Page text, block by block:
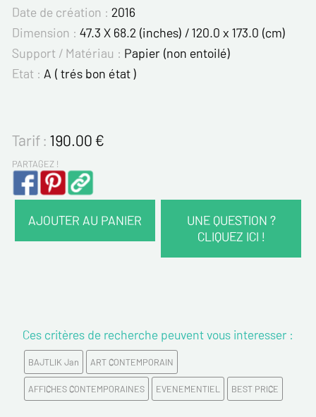
Date de création : 2016
Dimension : 47.3 X 68.2 (inches) / 120.0 x 173.0 (cm)
Support / Matériau : Papier (non entoilé)
Etat : A ( trés bon état )
Tarif : 190.00€
PARTAGEZ !
AJOUTER AU PANIER
UNE QUESTION ?
CLIQUEZ ICI !
Prénom*
Email*
Ces critères de recherche peuvent vous interesser :
BAJTLIK Jan ART CONTEMPORAIN
AFFICHES CONTEMPORAINES EVENEMENTIEL BEST PRICE